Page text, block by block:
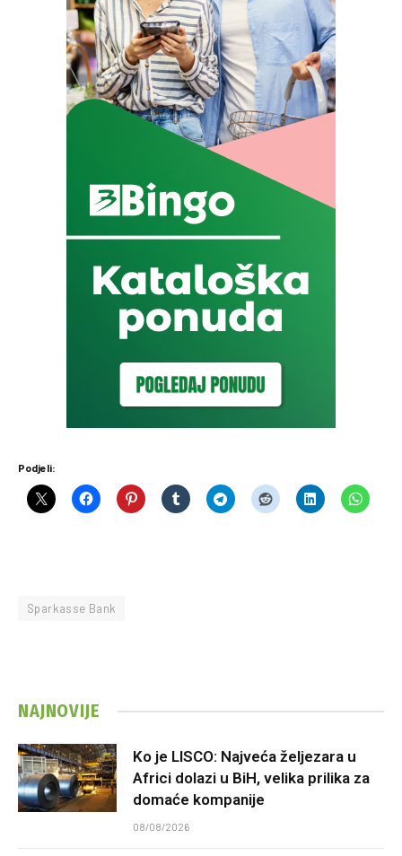
Podjeli:
Sparkasse Bank
NAJNOVIJE
Ko je LISCO: Najveća željezara u
Africi dolazi u BiH, velika prilika za
domaće kompanije
08/08/2026